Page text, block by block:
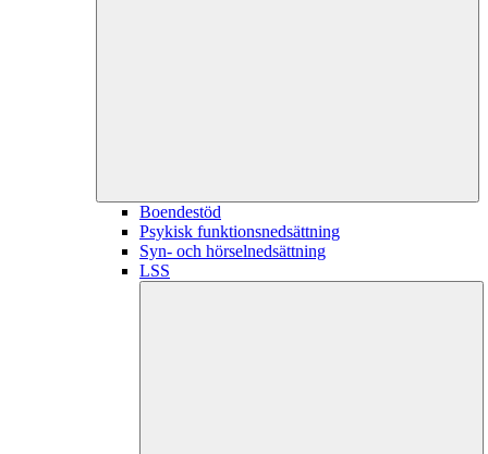
Boendestöd
Psykisk funktionsnedsättning
Syn- och hörselnedsättning
LSS